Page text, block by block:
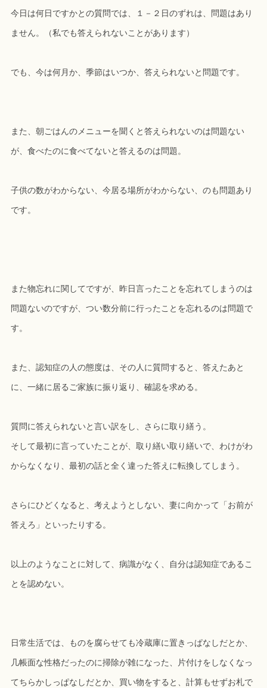
今日は何日ですかとの質問では、１－２日のずれは、問題はあり
ません。（私でも答えられないことがあります）
でも、今は何月か、季節はいつか、答えられないと問題です。
また、朝ごはんのメニューを聞くと答えられないのは問題ない
が、食べたのに食べてないと答えるのは問題。
子供の数がわからない、今居る場所がわからない、のも問題あり
です。
また物忘れに関してですが、昨日言ったことを忘れてしまうのは
問題ないのですが、つい数分前に行ったことを忘れるのは問題で
す。
また、認知症の人の態度は、その人に質問すると、答えたあと
に、一緒に居るご家族に振り返り、確認を求める。
質問に答えられないと言い訳をし、さらに取り繕う。
そして最初に言っていたことが、取り繕い取り繕いで、わけがわ
からなくなり、最初の話と全く違った答えに転換してしまう。
さらにひどくなると、考えようとしない、妻に向かって「お前が
答えろ」といったりする。
以上のようなことに対して、病識がなく、自分は認知症であるこ
とを認めない。
日常生活では、ものを腐らせても冷蔵庫に置きっぱなしだとか、
几帳面な性格だったのに掃除が雑になった、片付けをしなくなっ
てちらかしっぱなしだとか、買い物をすると、計算もせずお札で